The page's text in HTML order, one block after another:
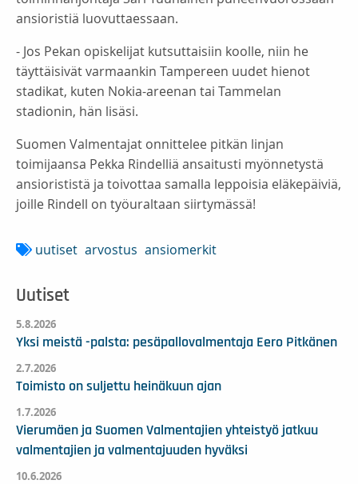
ansioristiä luovuttaessaan.
- Jos Pekan opiskelijat kutsuttaisiin koolle, niin he
täyttäisivät varmaankin Tampereen uudet hienot
stadikat, kuten Nokia-areenan tai Tammelan
stadionin, hän lisäsi.
Suomen Valmentajat onnittelee pitkän linjan
toimijaansa Pekka Rindelliä ansaitusti myönnetystä
ansiorististä ja toivottaa samalla leppoisia eläkepäiviä,
joille Rindell on työuraltaan siirtymässä!
uutiset arvostus ansiomerkit
Uutiset
5.8.2026
Yksi meistä -palsta: pesäpallovalmentaja Eero Pitkänen
2.7.2026
Toimisto on suljettu heinäkuun ajan
1.7.2026
Vierumäen ja Suomen Valmentajien yhteistyö jatkuu
valmentajien ja valmentajuuden hyväksi
10.6.2026